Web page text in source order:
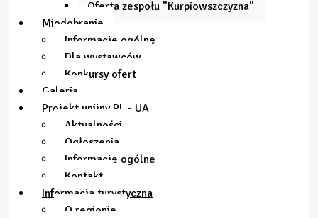
Oferta zespołu "Kurpiowszczyzna"
Miodobranie
Informacje ogólne
Dla wystawców
Konkursy ofert
Galeria
Projekt unijny PL - UA
Aktualności
Ogłoszenia
Informacje ogólne
Kontakt
Informacja turystyczna
O regionie